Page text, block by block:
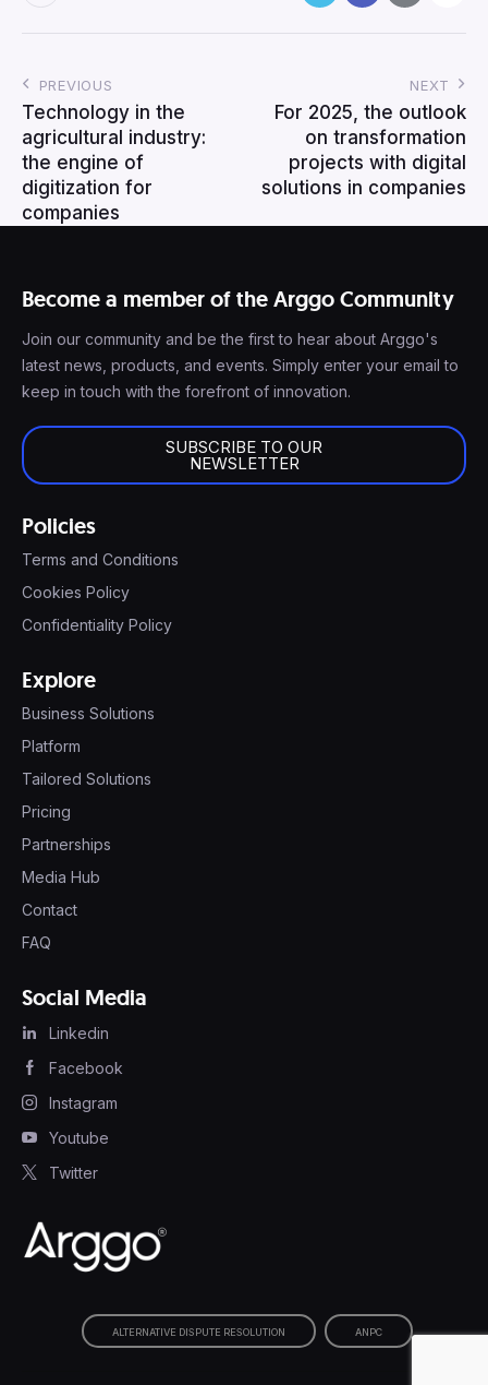
PREVIOUS
Technology in the
agricultural industry:
the engine of
digitization for
companies
NEXT
For 2025, the outlook
on transformation
projects with digital
solutions in companies
Become a member of the Arggo Community
Join our community and be the first to hear about Arggo's
latest news, products, and events. Simply enter your email to
keep in touch with the forefront of innovation.
SUBSCRIBE TO OUR
NEWSLETTER
Policies
Terms and Conditions
Cookies Policy
Confidentiality Policy
Explore
Business Solutions
Platform
Tailored Solutions
Pricing
Partnerships
Media Hub
Contact
FAQ
Social Media
Linkedin
Facebook
Instagram
Youtube
Twitter
ALTERNATIVE DISPUTE RESOLUTION ANPC